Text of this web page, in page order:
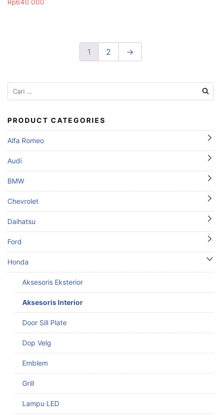
Rp640.000
1 2 →
Cari
untuk:
PRODUCT CATEGORIES
Alfa Romeo
Audi
BMW
Chevrolet
Daihatsu
Ford
Honda
Aksesoris Eksterior
Aksesoris Interior
Door Sill Plate
Dop Velg
Emblem
Grill
Lampu LED